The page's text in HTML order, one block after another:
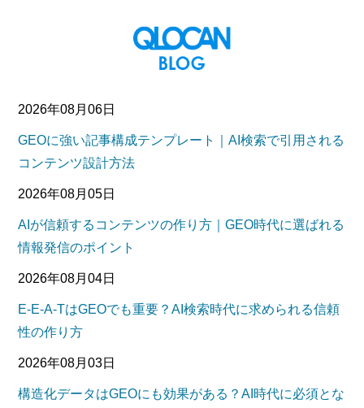
2026年08月06日
GEOに強い記事構成テンプレート｜AI検索で引用される
コンテンツ設計方法
2026年08月05日
AIが信頼するコンテンツの作り方｜GEO時代に選ばれる
情報発信のポイント
2026年08月04日
E-E-A-TはGEOでも重要？AI検索時代に求められる信頼
性の作り方
2026年08月03日
構造化データはGEOにも効果がある？AI時代に必須とな